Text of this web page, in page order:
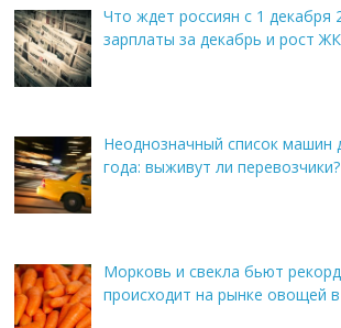
Что ждет россиян с 1 декабря
зарплаты за декабрь и рост
Неоднозначный список машин
года: выживут ли перевозчики?
Морковь и свекла бьют
происходит на рынке овощей